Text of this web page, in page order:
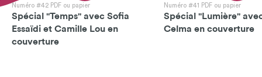
Numéro #42 PDF ou papier
Spécial "Temps" avec Sofia
Essaïdi et Camille Lou en
couverture
Numéro #41 PDF ou papier
Spécial "Lumière"
Celma en couverture